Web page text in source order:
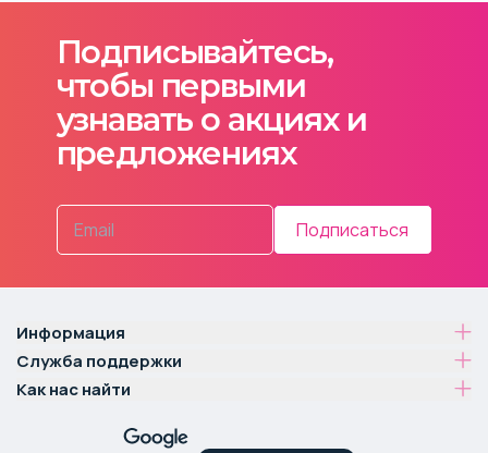
Подписывайтесь,
чтобы первыми
узнавать о акциях и
предложениях
Подписаться
Информация
Служба поддержки
Как нас найти